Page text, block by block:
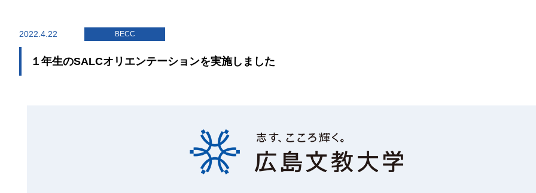
2022.4.22 BECC
１年生のSALCオリエンテーションを実施しました